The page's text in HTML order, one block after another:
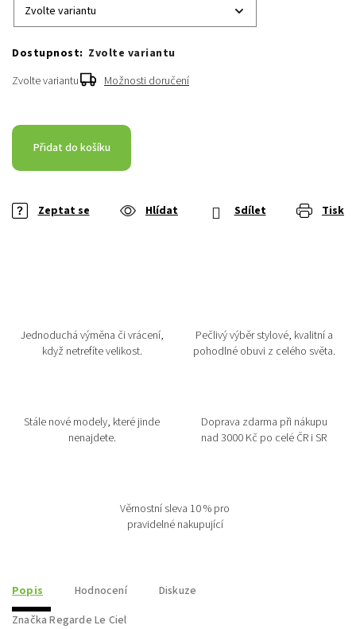
Zvolte variantu
Zvolte variantu
Možnosti doručení
Přidat do košíku
Tisk
Zeptat se Hlídat Sdílet
Jednoduchá výměna či vrácení,
když netrefíte velikost.
Pečlivý výběr stylové, kvalitní a
pohodlné obuvi z celého světa.
Stále nové modely, které jinde
nenajdete.
Doprava zdarma při nákupu
nad 3000 Kč po celé ČR i SR
Věrnostní sleva 10 % pro
pravidelné nakupující
Popis Hodnocení
Diskuze
Značka Regarde Le Ciel